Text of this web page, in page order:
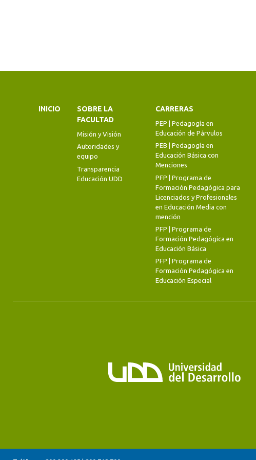
INICIO
SOBRE LA
FACULTAD
Misión y Visión
Autoridades y
equipo
Transparencia
Educación UDD
CARRERAS
PEP | Pedagogía en
Educación de Párvulos
PEB | Pedagogía en
Educación Básica con
Menciones
PFP | Programa de
Formación Pedagógica para
Licenciados y Profesionales
en Educación Media con
mención
PFP | Programa de
Formación Pedagógica en
Educación Básica
PFP | Programa de
Formación Pedagógica en
Educación Especial